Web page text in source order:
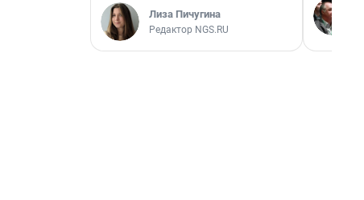
Лиза Пичугина
Редактор NGS.RU